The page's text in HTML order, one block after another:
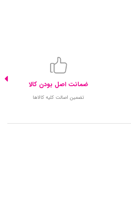
ضمانت اصل بودن کالا
تضمین اصالت کلیه کالاها